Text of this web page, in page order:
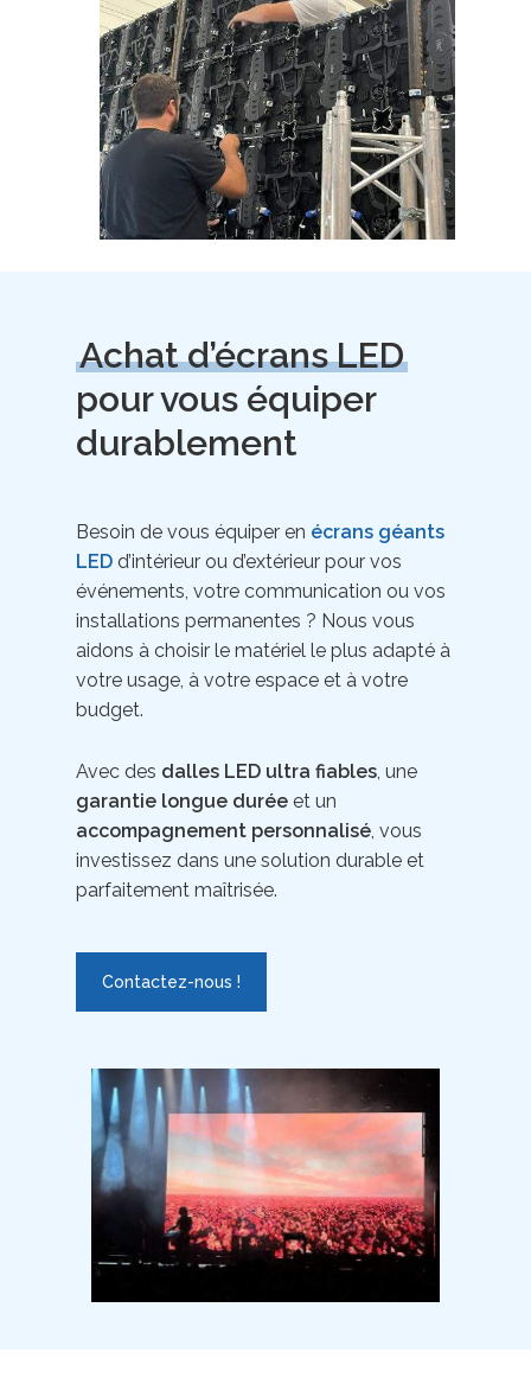
Achat d’écrans LED
pour vous équiper
durablement
Besoin de vous équiper en écrans géants
LED d’intérieur ou d’extérieur pour vos
événements, votre communication ou vos
installations permanentes ? Nous vous
aidons à choisir le matériel le plus adapté à
votre usage, à votre espace et à votre
budget.
Avec des dalles LED ultra fiables , une
garantie longue durée et un
accompagnement personnalisé , vous
investissez dans une solution durable et
parfaitement maîtrisée.
Contactez-nous !